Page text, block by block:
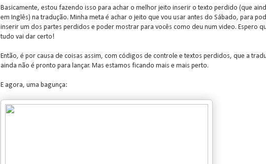
Basicamente, estou fazendo isso para achar o melhor jeito inserir o texto perdido (que
em Inglês) na tradução. Minha meta é achar o jeito que vou usar antes do Sábado, para
inserir um dos partes perdidos e poder mostrar para vocês como deu num video. Espero
tudo vai dar certo!
Então, é por causa de coisas assim, com códigos de controle e textos perdidos, que a
ainda não é pronto para lançar. Mas estamos ficando mais e mais perto.
E agora, uma bagunça: